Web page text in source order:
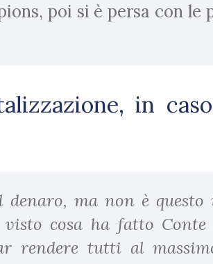
poi si è persa con le
in
denaro, ma non è questo
visto cosa ha fatto
rendere tutti al